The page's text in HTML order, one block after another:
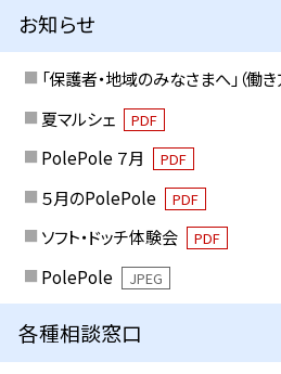
お知らせ
「保護者・地域のみなさまへ」（働
夏マルシェ PDF
PolePole ７月 PDF
５月のPolePole PDF
ソフト・ドッチ体験会 PDF
PolePole JPEG
各種相談窓口